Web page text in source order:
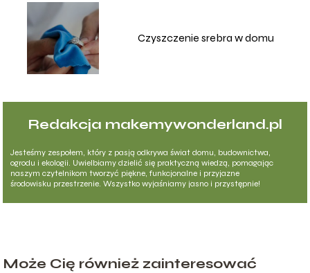
Czyszczenie srebra w domu
Redakcja makemywonderland.pl
Jesteśmy zespołem, który z pasją odkrywa świat domu, budownictwa,
ogrodu i ekologii. Uwielbiamy dzielić się praktyczną wiedzą, pomagając
naszym czytelnikom tworzyć piękne, funkcjonalne i przyjazne
środowisku przestrzenie. Wszystko wyjaśniamy jasno i przystępnie!
Może Cię również zainteresować